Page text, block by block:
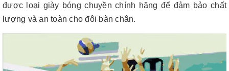
được loại giày bóng chuyền chính hãng để đảm bảo chất
lượng và an toàn cho đôi bàn chân.